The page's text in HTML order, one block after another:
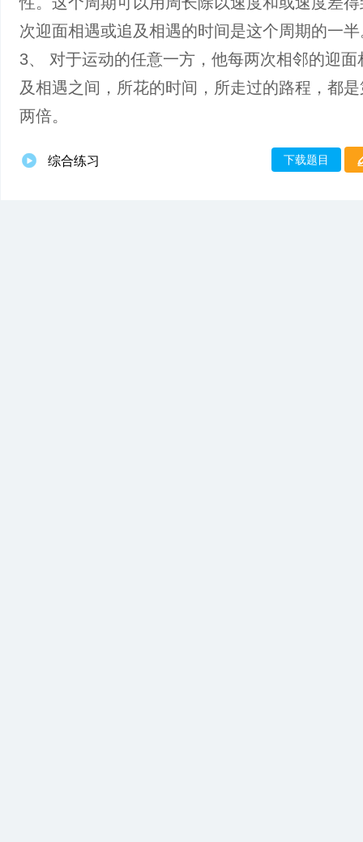
次迎面相遇或追及相遇的时间是这个周期的一半
3、 对于运动的任意一方，他每两次相邻的迎面
及相遇之间，所花的时间，所走过的路程，都
两倍。
综合练习 下载题目